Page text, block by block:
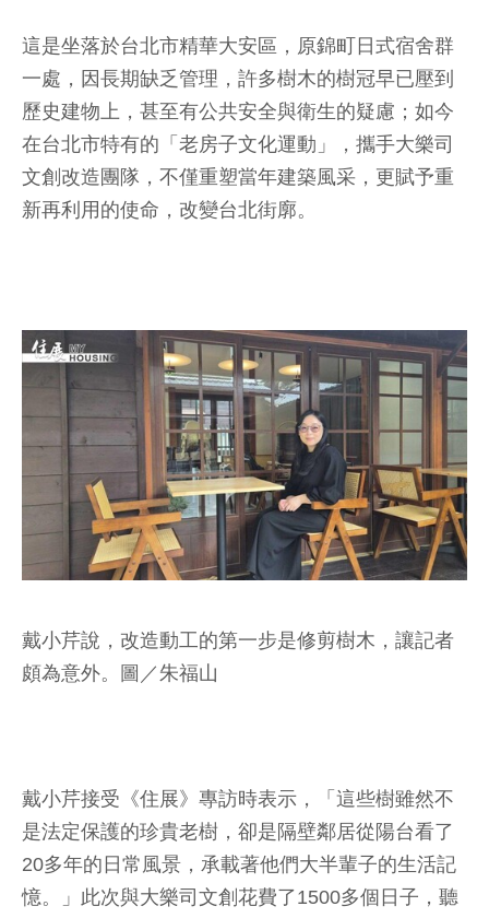
這是坐落於台北市精華大安區，原錦町日式宿舍群
一處，因長期缺乏管理，許多樹木的樹冠早已壓到
歷史建物上，甚至有公共安全與衛生的疑慮；如今
在台北市特有的「老房子文化運動」，攜手大樂司
文創改造團隊，不僅重塑當年建築風采，更賦予重
新再利用的使命，改變台北街廓。
戴小芹說，改造動工的第一步是修剪樹木，讓記者
頗為意外。圖／朱福山
戴小芹接受《住展》專訪時表示，「這些樹雖然不
是法定保護的珍貴老樹，卻是隔壁鄰居從陽台看了
20多年的日常風景，承載著他們大半輩子的生活記
憶。」此次與大樂司文創花費了1500多個日子，聽